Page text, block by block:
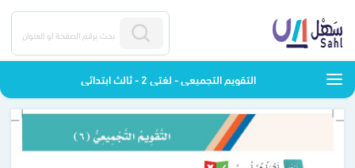
التقويم التجميعي - لغتي 2 - ثالث ابتدائي